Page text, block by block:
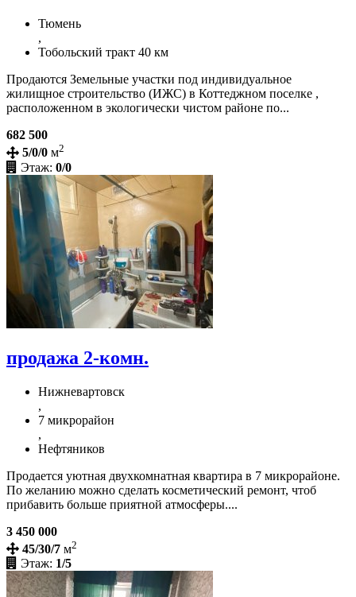
Тюмень
,
Тобольский тракт 40 км
Продаются Земельные участки под индивидуальное
жилищное строительство (ИЖС) в Коттеджном поселке ,
расположенном в экологически чистом районе по...
682 500
5/0/0 м2
Этаж: 0/0
продажа 2-комн.
Нижневартовск
,
7 микрорайон
,
Нефтяников
Продается уютная двухкомнатная квартира в 7 микрорайоне.
По желанию можно сделать косметический ремонт, чтоб
прибавить больше приятной атмосферы....
3 450 000
45/30/7 м2
Этаж: 1/5